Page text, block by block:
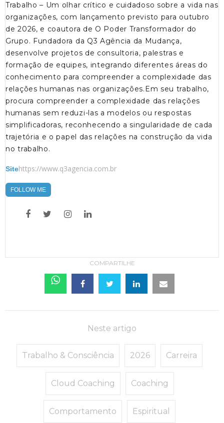
Trabalho – Um olhar crítico e cuidadoso sobre a vida nas
organizações, com lançamento previsto para outubro
de 2026, e coautora de O Poder Transformador do
Grupo. Fundadora da Q3 Agência da Mudança,
desenvolve projetos de consultoria, palestras e
formação de equipes, integrando diferentes áreas do
conhecimento para compreender a complexidade das
relações humanas nas organizações.Em seu trabalho,
procura compreender a complexidade das relações
humanas sem reduzi-las a modelos ou respostas
simplificadoras, reconhecendo a singularidade de cada
trajetória e o papel das relações na construção da vida
no trabalho.
Sitehttps://www.q3agencia.com.br
FOLLOW ME
COMPARTILHE
Neste artigo
Trabalho & Consciência 2026 Carreira
Cloud Coaching Coaching
Comportamento Espiritual